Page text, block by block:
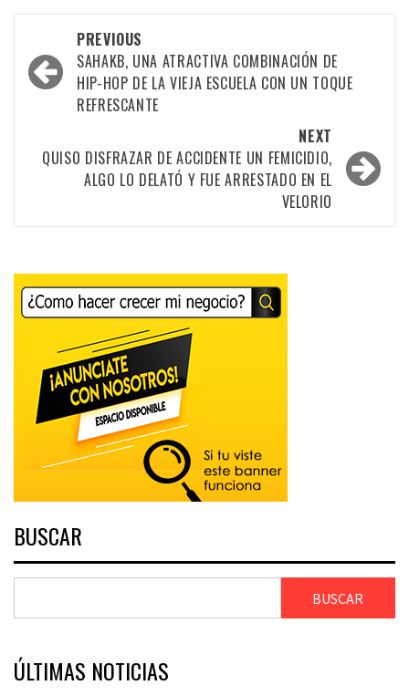
navigation
PREVIOUS
SAHAKB, UNA ATRACTIVA COMBINACIÓN DE
HIP-HOP DE LA VIEJA ESCUELA CON UN TOQUE
REFRESCANTE
NEXT
QUISO DISFRAZAR DE ACCIDENTE UN FEMICIDIO,
ALGO LO DELATÓ Y FUE ARRESTADO EN EL
VELORIO
BUSCAR
BUSCAR
ÚLTIMAS NOTICIAS